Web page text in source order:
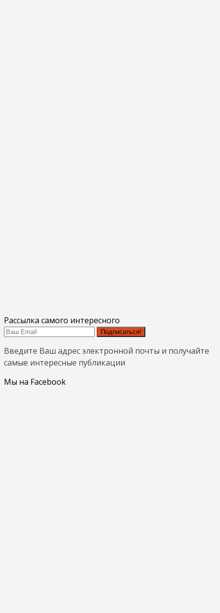
Рассылка самого интересного
Подписаться!
Введите Ваш адрес электронной почты и получайте
самые интересные публикации
Мы на Facebook